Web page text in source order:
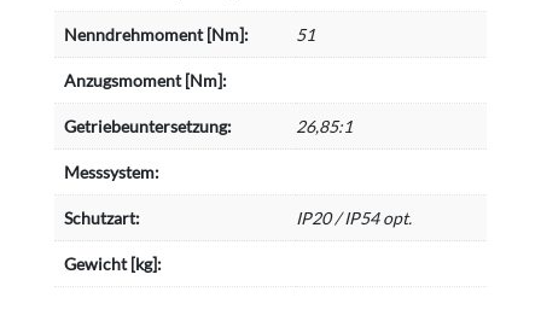
Nenndrehmoment [Nm]: 51
Anzugsmoment [Nm]:
Getriebeuntersetzung: 26,85:1
Messsystem:
Schutzart: IP20 / IP54 opt.
Gewicht [kg]: